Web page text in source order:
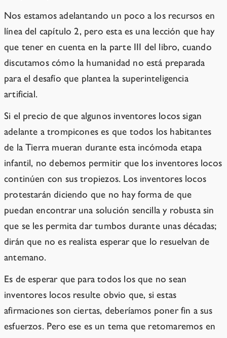
Nos estamos adelantando un poco a los recursos en
línea del capítulo 2, pero esta es una lección que hay
que tener en cuenta en la parte III del libro, cuando
discutamos cómo la humanidad no está preparada
para el desafío que plantea la superinteligencia
artificial.
Si el precio de que algunos inventores locos sigan
adelante a trompicones es que todos los habitantes
de la Tierra mueran durante esta incómoda etapa
infantil, no debemos permitir que los inventores locos
continúen con sus tropiezos. Los inventores locos
protestarán diciendo que no hay forma de que
puedan encontrar una solución sencilla y robusta sin
que se les permita dar tumbos durante unas décadas;
dirán que no es realista esperar que lo resuelvan de
antemano.
Es de esperar que para todos los que no sean
inventores locos resulte obvio que, si estas
afirmaciones son ciertas, deberíamos poner fin a sus
esfuerzos. Pero ese es un tema que retomaremos en